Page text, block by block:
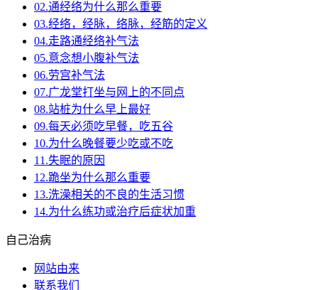
02.通经络为什么那么重要
03.经络，经脉，络脉，经筋的定义
04.走路通经络补气法
05.意念想小腹补气法
06.劳宫补气法
07.广龙堂打坐与网上的不同点
08.站桩为什么早上最好
09.每天必须吃早餐，吃五谷
10.为什么晚餐要少吃或不吃
11.失眠的原因
12.跪坐为什么那么重要
13.洗澡相关的不良的生活习惯
14.为什么练功或治疗后症状加重
自己治病
网站由来
联系我们